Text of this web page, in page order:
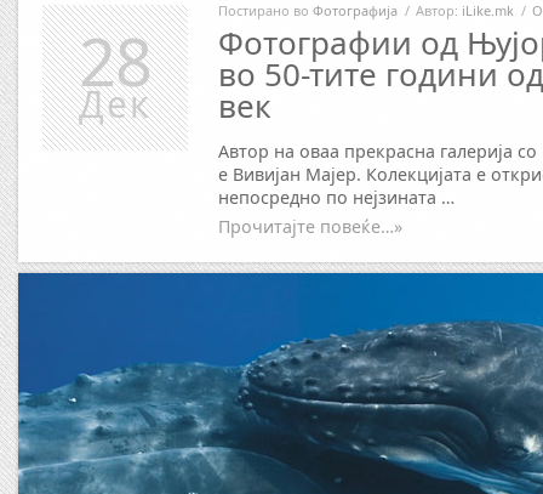
Постирано во Фотографија / Автор: iLike.mk /
Фотографии од
во 50-тите години
век
Автор на оваа прекрасна галерија
е Вивијан Мајер. Колекцијата е
непосредно по нејзината …
Прочитајте повеќе…»
28
Дек